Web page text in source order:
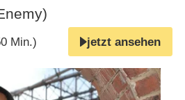
Min.) jetzt ansehen